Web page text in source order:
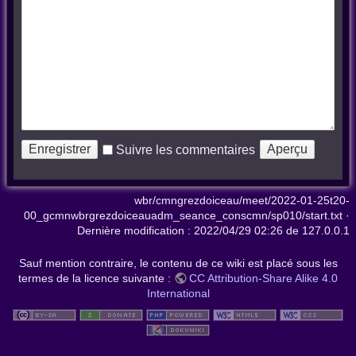
Suivre les commentaires
wbr/cmngrezdoiceau/meet/2022-01-25t20-
00_gcmnwbrgrezdoiceauadm_seance_conscmn/sp010/start.txt ·
Dernière modification : 2022/04/29 02:26 de 127.0.0.1
Sauf mention contraire, le contenu de ce wiki est placé sous les
termes de la licence suivante :
CC Attribution-Share Alike 4.0
International